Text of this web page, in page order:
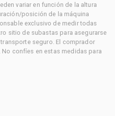
variar en función de la altura
posición de la máquina
exclusivo de medir todas
sitio de subastas para asegurarse
seguro. El comprador
confíes en estas medidas para